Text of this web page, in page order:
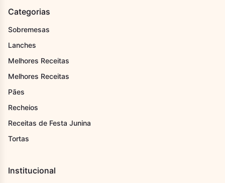
Categorias
Sobremesas
Lanches
Melhores Receitas
Melhores Receitas
Pães
Recheios
Receitas de Festa Junina
Tortas
Institucional